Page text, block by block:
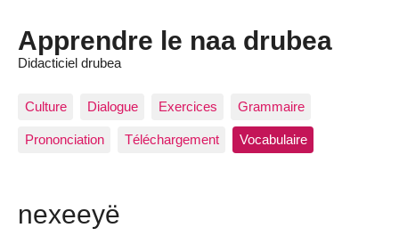
Apprendre le naa drubea
Didacticiel drubea
Culture Dialogue Exercices Grammaire
Prononciation Téléchargement Vocabulaire
nexeeyë